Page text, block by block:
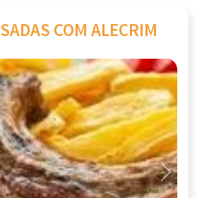
COM ALECRIM
Next